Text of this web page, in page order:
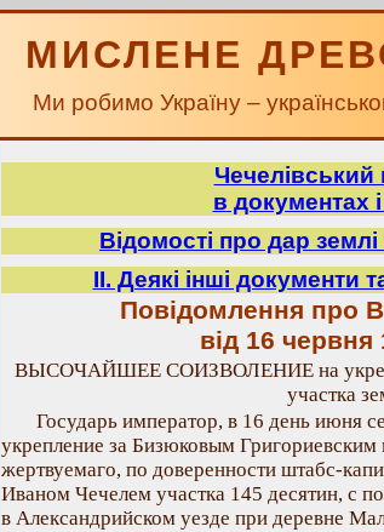
МИСЛЕНЕ
Ми робимо Україну –
Чечелівський
в документах
Відомості про дар
ІІ. Деякі інші документи
Повідомлення про
від 16 червня
ВЫСОЧАЙШЕЕ СОИЗВОЛЕНИЕ на
участка
Государь император, в 16 день июня
укрепление за Бизюковым
жертвуемаго, по доверенности штабс-
Иваном Чечелем участка 145 десятин, с
в Александрийском уезде при деревне